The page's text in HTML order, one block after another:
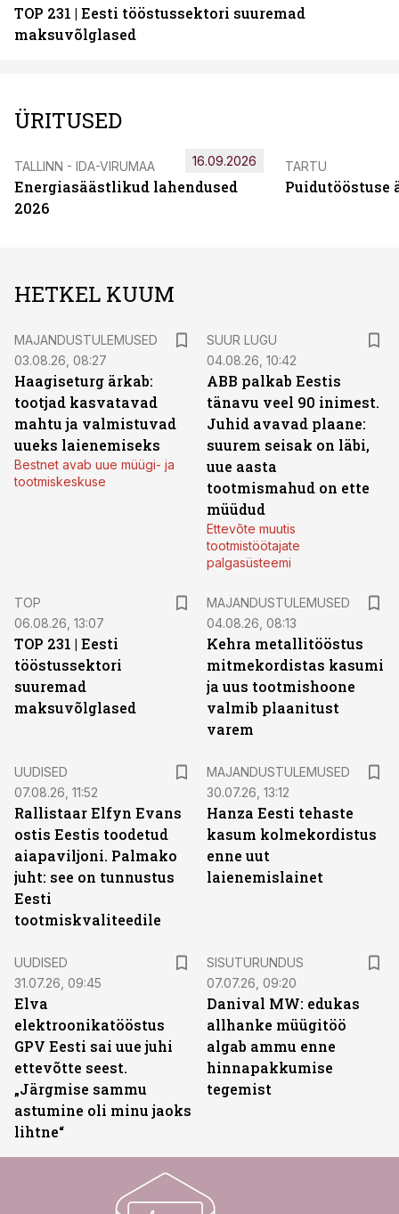
TOP 231 | Eesti tööstussektori suuremad
maksuvõlglased
ÜRITUSED
TALLINN - IDA-VIRUMAA
Energiasäästlikud lahendused
2026
16.09.2026 TARTU
Puidutööstuse
HETKEL KUUM
MAJANDUSTULEMUSED
03.08.26, 08:27
Haagiseturg ärkab:
tootjad kasvatavad
mahtu ja valmistuvad
uueks laienemiseks
Bestnet avab uue müügi- ja
tootmiskeskuse
SUUR LUGU
04.08.26, 10:42
ABB palkab Eestis
tänavu veel 90 inimest.
Juhid avavad plaane:
suurem seisak on läbi,
uue aasta
tootmismahud on ette
müüdud
Ettevõte muutis
tootmistöötajate
palgasüsteemi
TOP
06.08.26, 13:07
TOP 231 | Eesti
tööstussektori
suuremad
maksuvõlglased
MAJANDUSTULEMUSED
04.08.26, 08:13
Kehra metallitööstus
mitmekordistas kasumi
ja uus tootmishoone
valmib plaanitust
varem
UUDISED
07.08.26, 11:52
Rallistaar Elfyn Evans
ostis Eestis toodetud
aiapaviljoni. Palmako
juht: see on tunnustus
Eesti
tootmiskvaliteedile
MAJANDUSTULEMUSED
30.07.26, 13:12
Hanza Eesti tehaste
kasum kolmekordistus
enne uut
laienemislainet
UUDISED
31.07.26, 09:45
Elva
elektroonikatööstus
GPV Eesti sai uue juhi
ettevõtte seest.
„Järgmise sammu
astumine oli minu jaoks
lihtne“
SISUTURUNDUS
07.07.26, 09:20
Danival MW: edukas
allhanke müügitöö
algab ammu enne
hinnapakkumise
tegemist